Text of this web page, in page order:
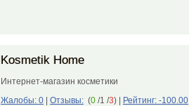
Kosmetik Home
Интернет-магазин косметики
Жалобы: 0
Отзывы: (0 /1 /3) Рейтинг: -100.00